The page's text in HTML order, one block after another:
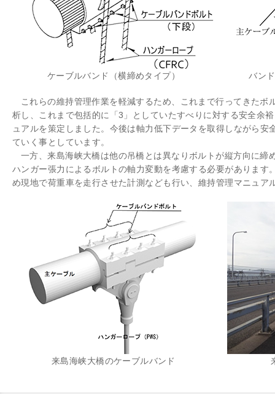
ケーブルバンド（横締めタイプ） バン
これらの維持管理作業を軽減するため、これまで行ってきたボ
析し、これまで包括的に「3」としていたすべりに対する安全余
ュアルを策定しました。今後は軸力低下データを取得しながら
ていく事としています。
一方、来島海峡大橋は他の吊橋とは異なりボルトが縦方向に締
ハンガー張力によるボルトの軸力変動を考慮する必要があります
め現地で荷重車を走行させた計測なども行い、維持管理マニュア
来島海峡大橋のケーブルバンド